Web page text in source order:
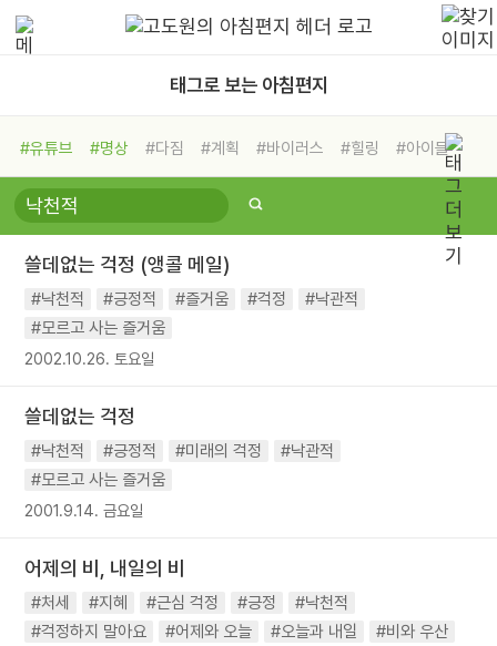
태그로 보는 아침편지
#유튜브 #명상 #다짐 #계획 #바이러스 #힐링
#아이들
#비전캠프
#독서캠프 #삶
#희망
#나눔 #친구 #링컨학교
#독서
#건강 #면역력
쓸데없는 걱정 (앵콜 메일)
#낙천적 #긍정적 #즐거움 #걱정
#낙관적
#모르고 사는 즐거움
2002.10.26. 토요일
쓸데없는 걱정
#낙천적 #긍정적 #미래의 걱정
#낙관적
#모르고 사는 즐거움
2001.9.14. 금요일
어제의 비, 내일의 비
#처세 #지혜 #근심 걱정 #긍정
#낙천적
#걱정하지 말아요
#어제와 오늘 #오늘과 내일 #비와 우산